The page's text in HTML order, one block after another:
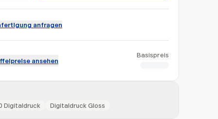
anfragen
ansehen
Basispreis
Digitaldruck Digitaldruck Gloss